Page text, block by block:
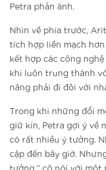
Petra phản ánh.
Nhìn về phía trước,
tích hợp liền mạch
kết hợp các công
khi luôn trung thành
năng phải đi đôi với
Trong khi những đổi
giữ kín, Petra gợi ý về
có rất nhiều ý tưởng.
cập đến bây giờ.
tưởng,” cô nói với một